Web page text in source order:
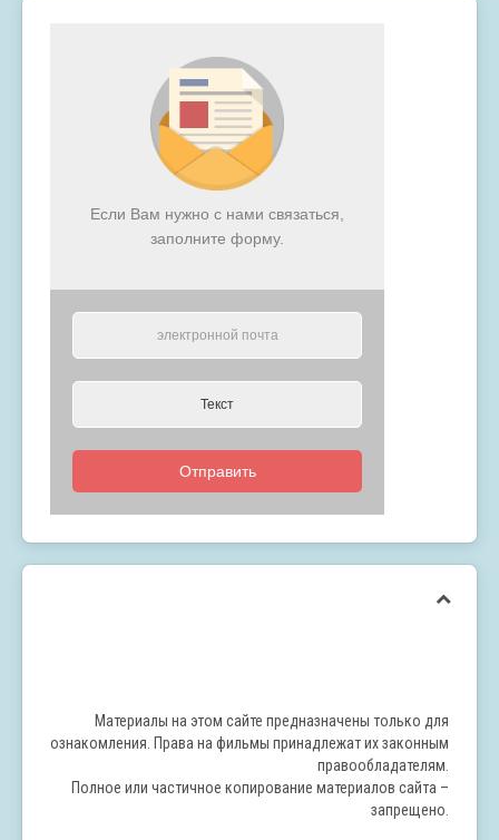
Если Вам нужно с нами связаться,
заполните форму.
Отправить
Материалы на этом сайте предназначены только для
ознакомления. Права на фильмы принадлежат их законным
правообладателям.
Полное или частичное копирование материалов сайта –
запрещено.